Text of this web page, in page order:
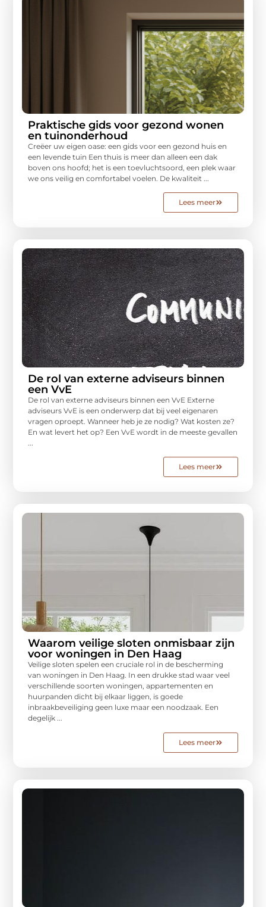
Praktische gids voor gezond wonen
en tuinonderhoud
Creëer uw eigen oase: een gids voor een gezond huis en
een levende tuin Een thuis is meer dan alleen een dak
boven ons hoofd; het is een toevluchtsoord, een plek waar
we ons veilig en comfortabel voelen. De kwaliteit ...
Lees meer
De rol van externe adviseurs binnen
een VvE
De rol van externe adviseurs binnen een VvE Externe
adviseurs VvE is een onderwerp dat bij veel eigenaren
vragen oproept. Wanneer heb je ze nodig? Wat kosten ze?
En wat levert het op? Een VvE wordt in de meeste gevallen
Lees meer
Waarom veilige sloten onmisbaar zijn
voor woningen in Den Haag
Veilige sloten spelen een cruciale rol in de bescherming
van woningen in Den Haag. In een drukke stad waar veel
verschillende soorten woningen, appartementen en
huurpanden dicht bij elkaar liggen, is goede
inbraakbeveiliging geen luxe maar een noodzaak. Een
degelijk ...
Lees meer